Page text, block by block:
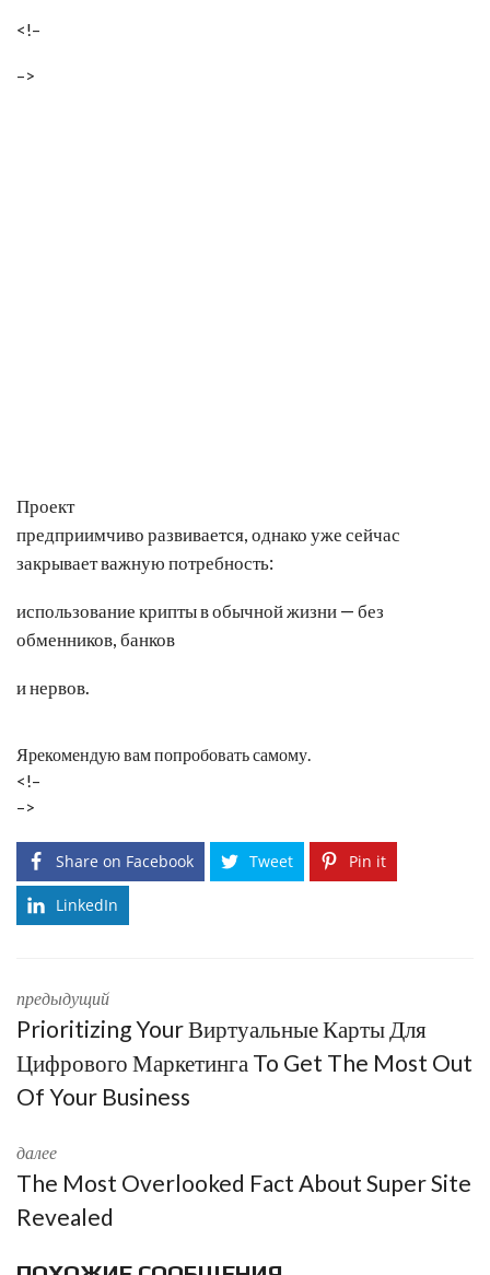
<!–
–>
Проект
предприимчиво развивается, однако уже сейчас
закрывает важную потребность:
использование крипты в обычной жизни — без
обменников, банков
и нервов.
Ярекомендую вам попробовать самому.
<!–
–>
Share on Facebook Tweet Pin it
LinkedIn
предыдущий
Prioritizing Your Виртуальные Карты Для
Цифрового Маркетинга To Get The Most Out
Of Your Business
далее
The Most Overlooked Fact About Super Site
Revealed